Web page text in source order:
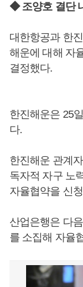
◆ 조양호 결단
대한항공과 한
해운에 대해 자
결정했다.
한진해운은 25
다.
한진해운 관계
독자적 자구 노
자율협약을 신
산업은행은 다
를 소집해 자율